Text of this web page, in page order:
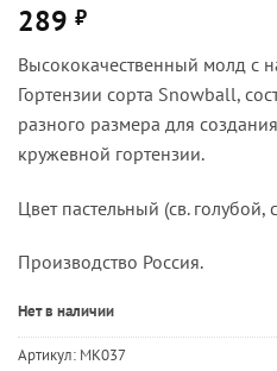
289 ₽
Высококачественный молд с
Гортензии сорта Snowball,
разного размера для
кружевной гортензии.
Цвет пастельный (св.
Производство Россия.
Нет в наличии
Артикул: MK037